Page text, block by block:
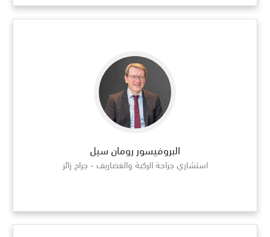
البروفيسور رومان سيل
استشاري جراحة الركبة والغضاريف - جراح زائر